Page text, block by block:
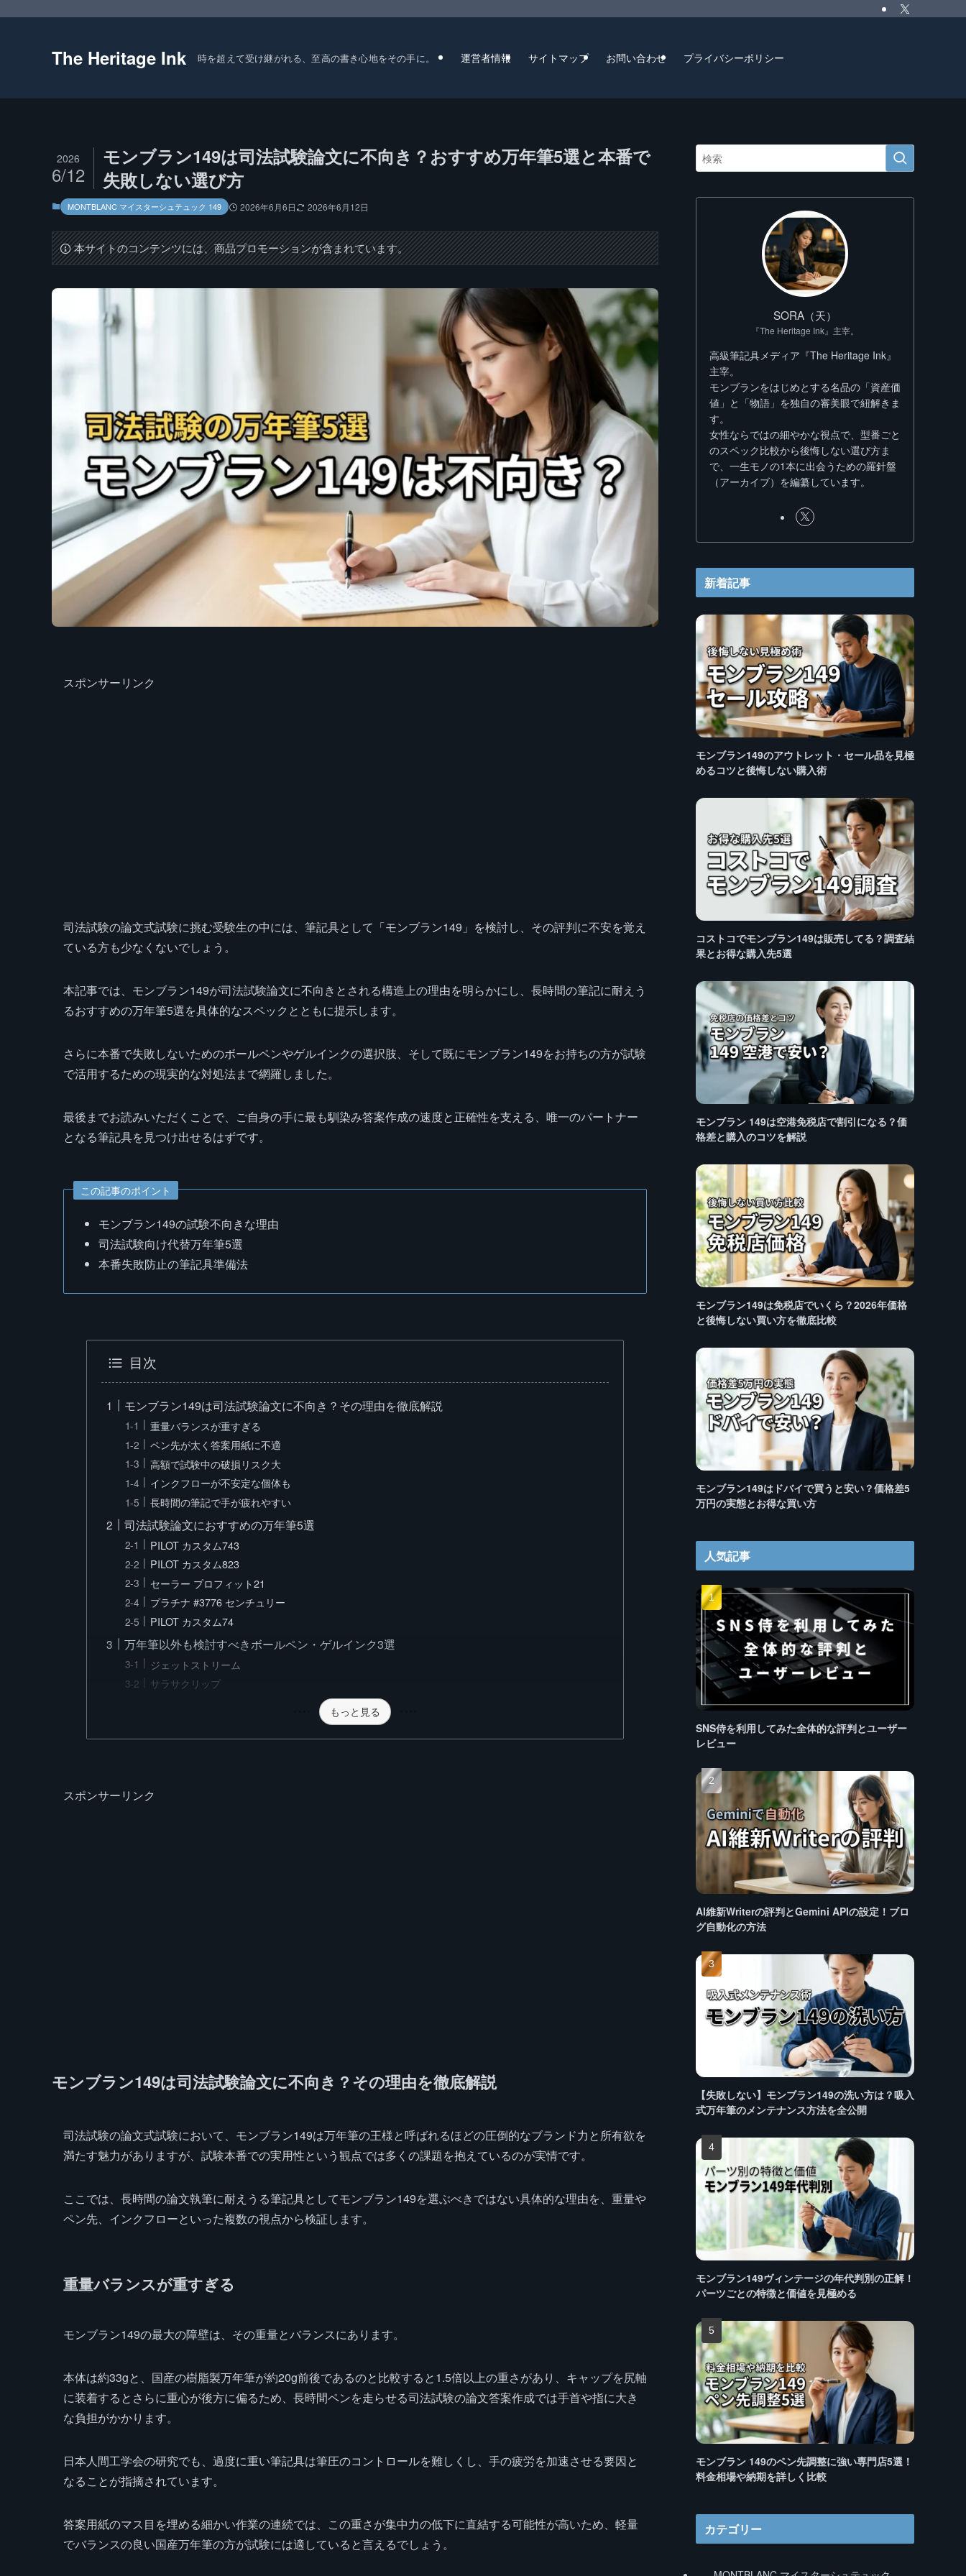
The Heritage Ink 時を超えて受け継がれる、至高の書き心地をその手に。 運営者情報 サイトマップ お問い合わせ プライバシーポリシー
モンブラン149は司法試験論文に不向き？おすすめ万年筆5選と本番で
失敗しない選び方
2026
6/12
MONTBLANC マイスターシュテュック 149 2026年6月6日 2026年6月12日
本サイトのコンテンツには、商品プロモーションが含まれています。
スポンサーリンク
司法試験の論文式試験に挑む受験生の中には、筆記具として「モンブラン149」を検討し、その評判に不安を覚え
ている方も少なくないでしょう。
本記事では、モンブラン149が司法試験論文に不向きとされる構造上の理由を明らかにし、長時間の筆記に耐えう
るおすすめの万年筆5選を具体的なスペックとともに提示します。
さらに本番で失敗しないためのボールペンやゲルインクの選択肢、そして既にモンブラン149をお持ちの方が試験
で活用するための現実的な対処法まで網羅しました。
最後までお読みいただくことで、ご自身の手に最も馴染み答案作成の速度と正確性を支える、唯一のパートナー
となる筆記具を見つけ出せるはずです。
この記事のポイント
モンブラン149の試験不向きな理由
司法試験向け代替万年筆5選
本番失敗防止の筆記具準備法
目次
モンブラン149は司法試験論文に不向き？その理由を徹底解説
重量バランスが重すぎる
ペン先が太く答案用紙に不適
高額で試験中の破損リスク大
インクフローが不安定な個体も
長時間の筆記で手が疲れやすい
司法試験論文におすすめの万年筆5選
PILOT カスタム743
PILOT カスタム823
セーラー プロフィット21
プラチナ #3776 センチュリー
PILOT カスタム74
万年筆以外も検討すべきボールペン・ゲルインク3選
ジェットストリーム
サラサクリップ
もっと見る
スポンサーリンク
モンブラン149は司法試験論文に不向き？その理由を徹底解説
司法試験の論文式試験において、モンブラン149は万年筆の王様と呼ばれるほどの圧倒的なブランド力と所有欲を
満たす魅力がありますが、試験本番での実用性という観点では多くの課題を抱えているのが実情です。
ここでは、長時間の論文執筆に耐えうる筆記具としてモンブラン149を選ぶべきではない具体的な理由を、重量や
ペン先、インクフローといった複数の視点から検証します。
重量バランスが重すぎる
モンブラン149の最大の障壁は、その重量とバランスにあります。
本体は約33gと、国産の樹脂製万年筆が約20g前後であるのと比較すると1.5倍以上の重さがあり、キャップを尻軸
に装着するとさらに重心が後方に偏るため、長時間ペンを走らせる司法試験の論文答案作成では手首や指に大き
な負担がかかります。
日本人間工学会の研究でも、過度に重い筆記具は筆圧のコントロールを難しくし、手の疲労を加速させる要因と
なることが指摘されています。
答案用紙のマス目を埋める細かい作業の連続では、この重さが集中力の低下に直結する可能性が高いため、軽量
でバランスの良い国産万年筆の方が試験には適していると言えるでしょう。
SORA（天）
『The Heritage Ink』主宰。
高級筆記具メディア『The Heritage Ink』
主宰。
モンブランをはじめとする名品の「資産価
値」と「物語」を独自の審美眼で紐解きま
す。
女性ならではの細やかな視点で、型番ごと
のスペック比較から後悔しない選び方ま
で、一生モノの1本に出会うための羅針盤
（アーカイブ）を編纂しています。
新着記事
モンブラン149のアウトレット・セール品を見極
めるコツと後悔しない購入術
コストコでモンブラン149は販売してる？調査結
果とお得な購入先5選
モンブラン 149は空港免税店で割引になる？価
格差と購入のコツを解説
モンブラン149は免税店でいくら？2026年価格
と後悔しない買い方を徹底比較
モンブラン149はドバイで買うと安い？価格差5
万円の実態とお得な買い方
人気記事
SNS侍を利用してみた全体的な評判とユーザー
レビュー
AI維新Writerの評判とGemini APIの設定！ブロ
グ自動化の方法
【失敗しない】モンブラン149の洗い方は？吸入
式万年筆のメンテナンス方法を全公開
モンブラン149ヴィンテージの年代判別の正解！
パーツごとの特徴と価値を見極める
モンブラン 149のペン先調整に強い専門店5選！
料金相場や納期を詳しく比較
カテゴリー